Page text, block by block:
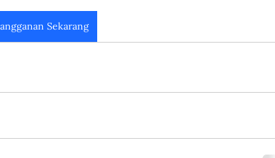
Sekarang